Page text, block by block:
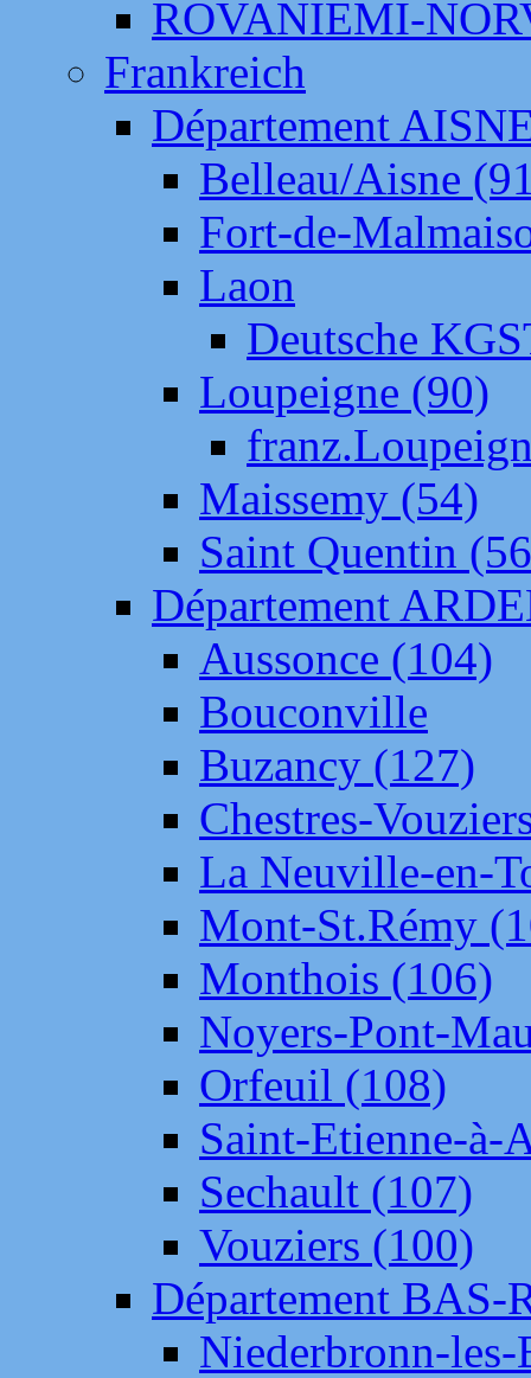
ROVANIEMI-
Frankreich
Département
Belleau/Aisne
Fort-de-
Laon
Deutsche
Loupeigne (90)
Maissemy (54)
Saint Quentin
Département
Aussonce (104)
Bouconville
Buzancy (127)
Chestres-
La Neuville-en-
Mont-St.Rémy
Monthois (106)
Noyers-Pont-
Orfeuil (108)
Saint-Etienne-à-
Sechault (107)
Vouziers (100)
Département BAS-
Niederbronn-